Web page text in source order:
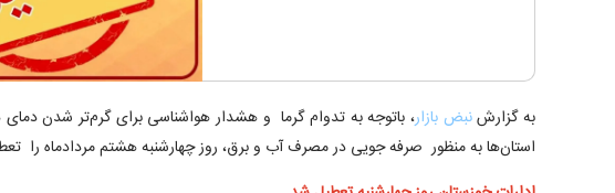
به گزارشنبض بازار، باتوجه به تدوام گرما و هشدار هواشناسی برای گرم‌تر شدن
استان‌ها به منظور صرفه جویی در مصرف آب و برق، روز چهارشنبه هشتم مردادماه را